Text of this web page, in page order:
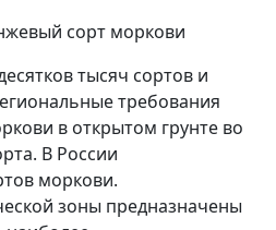
тысяч сортов и
требования
в открытом грунте во
В России
моркови.
зоны предназначены